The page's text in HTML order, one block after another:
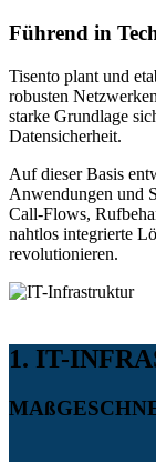
Führend in
Tisento plant und
robusten
starke Grundlage
Datensicherheit.
Auf dieser Basis
Anwendungen und
Call-Flows,
nahtlos integrierte
revolutionieren.
1. IT-